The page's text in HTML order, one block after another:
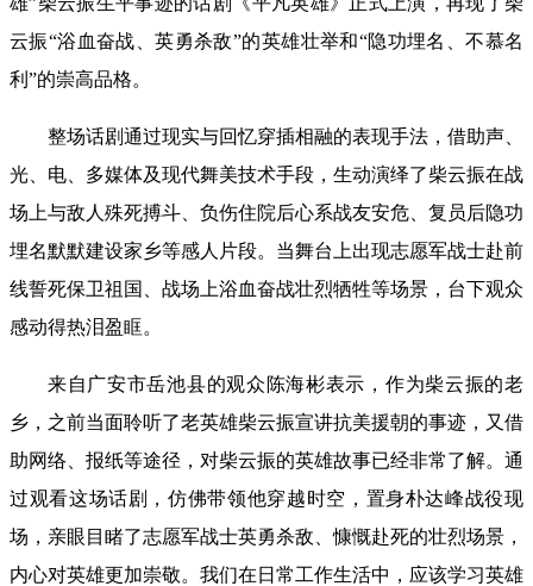
云振“浴血奋战、英勇杀敌”的英雄壮举和“隐功埋名、不慕名
利”的崇高品格。
整场话剧通过现实与回忆穿插相融的表现手法，借助声、
光、电、多媒体及现代舞美技术手段，生动演绎了柴云振在战
场上与敌人殊死搏斗、负伤住院后心系战友安危、复员后隐功
埋名默默建设家乡等感人片段。当舞台上出现志愿军战士赴前
线誓死保卫祖国、战场上浴血奋战壮烈牺牲等场景，台下观众
感动得热泪盈眶。
来自广安市岳池县的观众陈海彬表示，作为柴云振的老
乡，之前当面聆听了老英雄柴云振宣讲抗美援朝的事迹，又借
助网络、报纸等途径，对柴云振的英雄故事已经非常了解。通
过观看这场话剧，仿佛带领他穿越时空，置身朴达峰战役现
场，亲眼目睹了志愿军战士英勇杀敌、慷慨赴死的壮烈场景，
内心对英雄更加崇敬。我们在日常工作生活中，应该学习英雄